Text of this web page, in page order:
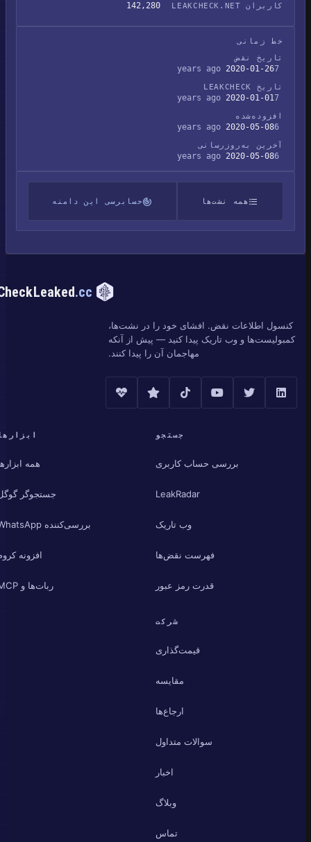
کاربران LEAKCHECK.NET 142,280
خط زمانی
تاریخ نقض
2020-01-26
تاریخ LEAKCHECK
2020-01-01
افزوده‌شده
2020-05-08
آخرین به‌روزرسانی
2020-05-08
همه نشت‌ها حسابرسی این دامنه
CheckLeaked.cc
کنسول اطلاعات نقض. افشای خود را در نشت‌ها،
کمبولیست‌ها و وب تاریک پیدا کنید — پیش از آنکه
مهاجمان آن را پیدا کنند.
جستجو
بررسی حساب کاربری
LeakRadar
وب تاریک
فهرست نقض‌ها
قدرت رمز عبور
ابزارها
همه ابزارها
جستجوگر گوگل
بررسی‌کننده WhatsApp
افزونه کروم
ربات‌ها و MCP
شرکت
قیمت‌گذاری
مقایسه
ارجاع‌ها
سوالات متداول
اخبار
وبلاگ
تماس